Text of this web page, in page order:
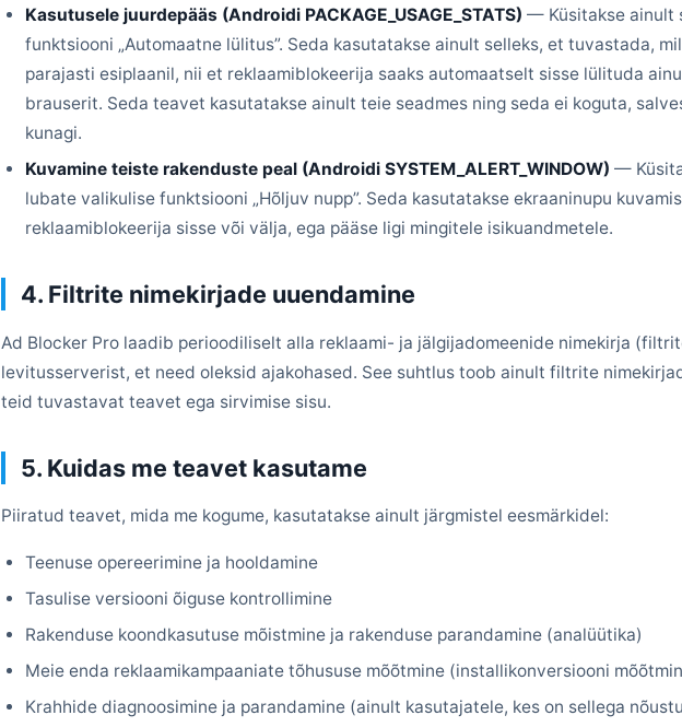
Kasutusele juurdepääs (Androidi PACKAGE_USAGE_STATS) — Küsitakse ainult
funktsiooni „Automaatne lülitus”. Seda kasutatakse ainult selleks, et tuvastada,
parajasti esiplaanil, nii et reklaamiblokeerija saaks automaatselt sisse lülituda
brauserit. Seda teavet kasutatakse ainult teie seadmes ning seda ei koguta,
kunagi.
Kuvamine teiste rakenduste peal (Androidi SYSTEM_ALERT_WINDOW) —
lubate valikulise funktsiooni „Hõljuv nupp”. Seda kasutatakse ekraaninupu
reklaamiblokeerija sisse või välja, ega pääse ligi mingitele isikuandmetele.
4. Filtrite nimekirjade uuendamine
Ad Blocker Pro laadib perioodiliselt alla reklaami- ja jälgijadomeenide nimekirja
levitusserverist, et need oleksid ajakohased. See suhtlus toob ainult filtrite
teid tuvastavat teavet ega sirvimise sisu.
5. Kuidas me teavet kasutame
Piiratud teavet, mida me kogume, kasutatakse ainult järgmistel eesmärkidel:
Teenuse opereerimine ja hooldamine
Tasulise versiooni õiguse kontrollimine
Rakenduse koondkasutuse mõistmine ja rakenduse parandamine (analüütika)
Meie enda reklaamikampaaniate tõhususe mõõtmine (installikonversiooni
Krahhide diagnoosimine ja parandamine (ainult kasutajatele, kes on sellega